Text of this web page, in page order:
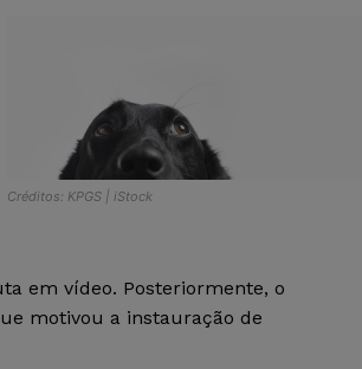
Créditos: KPGS | iStock
em vídeo. Posteriormente, o
motivou a instauração de